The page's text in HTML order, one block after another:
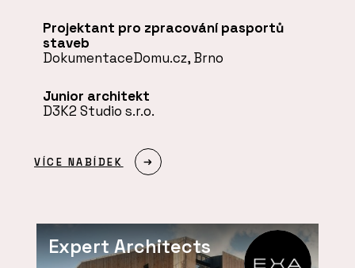
Projektant pro zpracování pasportů
staveb
DokumentaceDomu.cz, Brno
Junior architekt
D3K2 Studio s.r.o.
VÍCE NABÍDEK
Expert Architects